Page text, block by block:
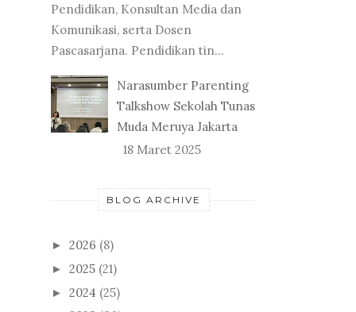
Pendidikan, Konsultan Media dan
Komunikasi, serta Dosen
Pascasarjana. Pendidikan tin...
Narasumber Parenting
Talkshow Sekolah Tunas
Muda Meruya Jakarta
18 Maret 2025
BLOG ARCHIVE
► 2026 (8)
► 2025 (21)
► 2024 (25)